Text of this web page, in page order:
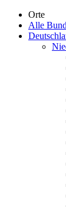
Orte
Alle